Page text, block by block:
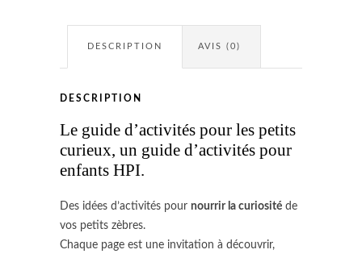
DESCRIPTION AVIS (0)
DESCRIPTION
Le guide d’activités pour les petits
curieux, un guide d’activités pour
enfants HPI.
Des idées d’activités pour nourrir la curiosité de
vos petits zèbres.
Chaque page est une invitation à découvrir,